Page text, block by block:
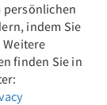
persönlichen
indem Sie
Weitere
finden Sie in